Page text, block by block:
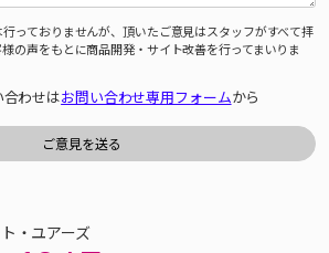
っておりませんが、頂いたご意見はスタッフがすべて拝
の声をもとに商品開発・サイト改善を行ってまいりま
わせはお問い合わせ専用フォームから
・ユアーズ